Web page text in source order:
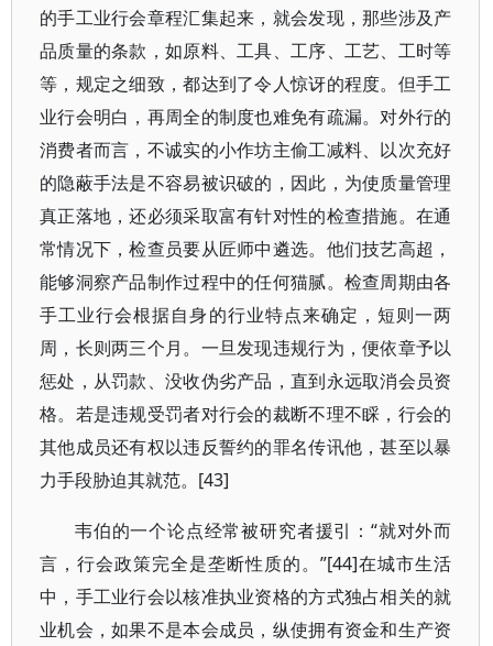
的手工业行会章程汇集起来，就会发现，那些涉及产
品质量的条款，如原料、工具、工序、工艺、工时等
等，规定之细致，都达到了令人惊讶的程度。但手工
业行会明白，再周全的制度也难免有疏漏。对外行的
消费者而言，不诚实的小作坊主偷工减料、以次充好
的隐蔽手法是不容易被识破的，因此，为使质量管理
真正落地，还必须采取富有针对性的检查措施。在通
常情况下，检查员要从匠师中遴选。他们技艺高超，
能够洞察产品制作过程中的任何猫腻。检查周期由各
手工业行会根据自身的行业特点来确定，短则一两
周，长则两三个月。一旦发现违规行为，便依章予以
惩处，从罚款、没收伪劣产品，直到永远取消会员资
格。若是违规受罚者对行会的裁断不理不睬，行会的
其他成员还有权以违反誓约的罪名传讯他，甚至以暴
力手段胁迫其就范。[43]
韦伯的一个论点经常被研究者援引：“就对外而
言，行会政策完全是垄断性质的。”[44]在城市生活
中，手工业行会以核准执业资格的方式独占相关的就
业机会，如果不是本会成员，纵使拥有资金和生产资